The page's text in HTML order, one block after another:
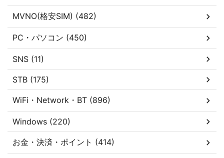
MVNO(格安SIM) (482)
PC・パソコン (450)
SNS (11)
STB (175)
WiFi・Network・BT (896)
Windows (220)
お金・決済・ポイント (414)